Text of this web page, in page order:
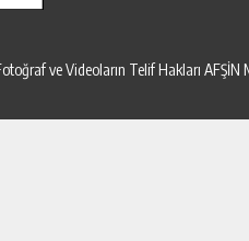
ve Videoların Telif Hakları